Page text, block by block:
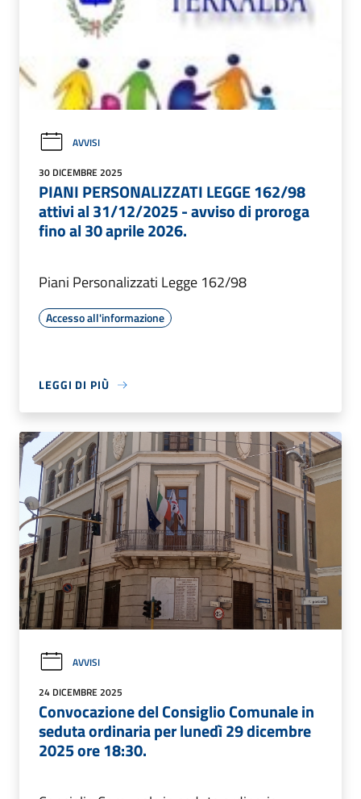
AVVISI
30 DICEMBRE 2025
PIANI PERSONALIZZATI LEGGE 162/98
attivi al 31/12/2025 - avviso di proroga
fino al 30 aprile 2026.
Piani Personalizzati Legge 162/98
Accesso all'informazione
LEGGI DI PIÙ
AVVISI
24 DICEMBRE 2025
Convocazione del Consiglio Comunale in
seduta ordinaria per lunedì 29 dicembre
2025 ore 18:30.